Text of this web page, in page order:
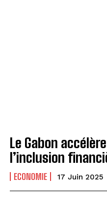
Le Gabon
l’inclusion
ECONOMIE 17 Juin 2025